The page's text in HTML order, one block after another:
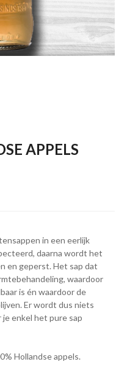
APPELS
in een eerlijk
daarna wordt het
en geperst. Het sap dat
waardoor
is én waardoor de
Er wordt dus niets
enkel het pure sap
Hollandse appels.